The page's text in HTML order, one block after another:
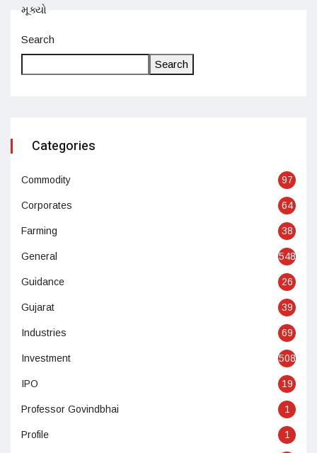
Search
Search
Categories
Commodity 97
Corporates 64
Farming 38
General 548
Guidance 26
Gujarat 39
Industries 69
Investment 508
IPO 19
Professor Govindbhai 1
Profile 1